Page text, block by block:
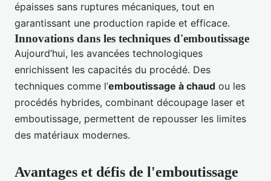
épaisses sans ruptures mécaniques, tout en
garantissant une production rapide et efficace.
Innovations dans les techniques d'emboutissage
Aujourd’hui, les avancées technologiques
enrichissent les capacités du procédé. Des
techniques comme l’emboutissage à chaud ou les
procédés hybrides, combinant découpage laser et
emboutissage, permettent de repousser les limites
des matériaux modernes.
Avantages et défis de l'emboutissage